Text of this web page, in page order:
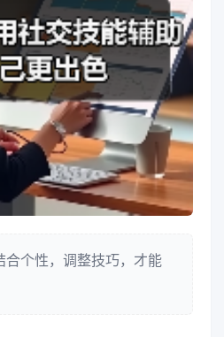
合个性，调整技巧，才能